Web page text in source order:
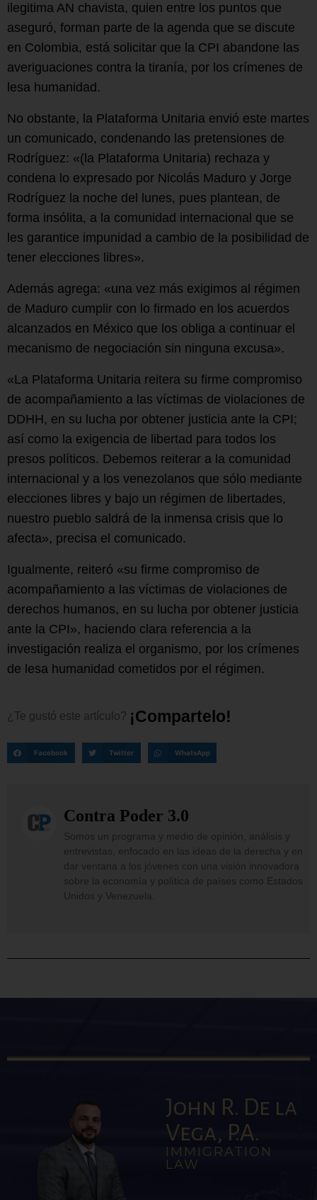
ilegitima AN chavista, quien entre los puntos que
aseguró, forman parte de la agenda que se discute
en Colombia, está solicitar que la CPI abandone las
averiguaciones contra la tiranía, por los crímenes de
lesa humanidad.
No obstante, la Plataforma Unitaria envió este martes
un comunicado, condenando las pretensiones de
Rodríguez: «(la Plataforma Unitaria) rechaza y
condena lo expresado por Nicolás Maduro y Jorge
Rodríguez la noche del lunes, pues plantean, de
forma insólita, a la comunidad internacional que se
les garantice impunidad a cambio de la posibilidad de
tener elecciones libres».
Además agrega: «una vez más exigimos al régimen
de Maduro cumplir con lo firmado en los acuerdos
alcanzados en México que los obliga a continuar el
mecanismo de negociación sin ninguna excusa».
«La Plataforma Unitaria reitera su firme compromiso
de acompañamiento a las víctimas de violaciones de
DDHH, en su lucha por obtener justicia ante la CPI;
así como la exigencia de libertad para todos los
presos políticos. Debemos reiterar a la comunidad
internacional y a los venezolanos que sólo mediante
elecciones libres y bajo un régimen de libertades,
nuestro pueblo saldrá de la inmensa crisis que lo
afecta», precisa el comunicado.
Igualmente, reiteró «su firme compromiso de
acompañamiento a las víctimas de violaciones de
derechos humanos, en su lucha por obtener justicia
ante la CPI», haciendo clara referencia a la
investigación realiza el organismo, por los crímenes
de lesa humanidad cometidos por el régimen.
¿Te gustó este artículo? ¡Comparte o!
Facebook Twitter WhatsApp
Contra Poder 3.0
Somos un programa y medio de opinión, análisis y
entrevistas, enfocado en las ideas de la derecha y en
dar ventana a los jóvenes con una visión innovadora
sobre la economía y política de países como Estados
Unidos y Venezuela.
John R. De la
Vega, P.A.
IMMIGRATION
LAW